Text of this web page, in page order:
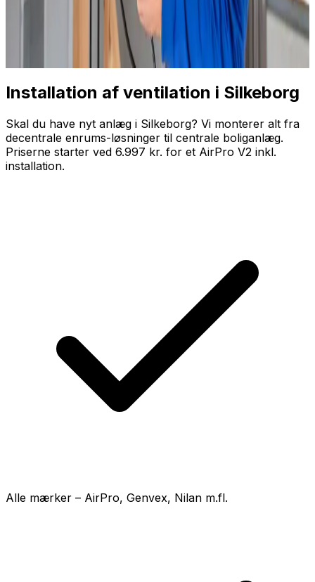
Installation af ventilation i Silkeborg
Skal du have nyt anlæg i Silkeborg? Vi monterer alt fra
decentrale enrums-løsninger til centrale boliganlæg.
Priserne starter ved 6.997 kr. for et AirPro V2 inkl.
installation.
Alle mærker – AirPro, Genvex, Nilan m.fl.